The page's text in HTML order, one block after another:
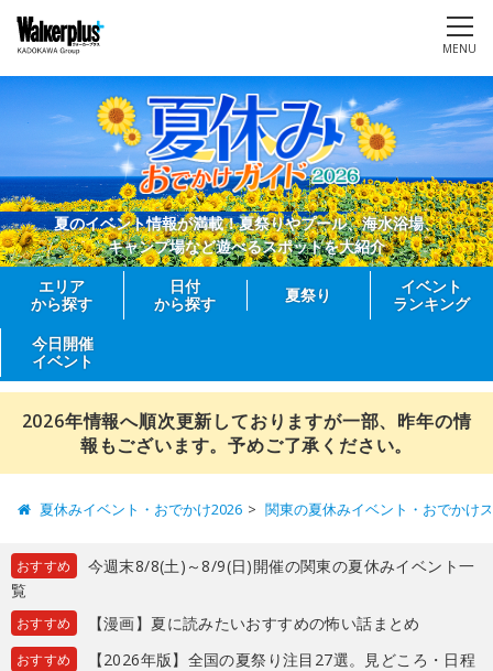
MENU
夏のイベント情報が満載！夏祭りやプール、海水浴場、
キャンプ場など遊べるスポットを大紹介
エリア
から探す
日付
から探す
夏祭り
イベント
ランキング
今日開催
イベント
2026年情報へ順次更新しておりますが一部、昨年の情
報もございます。予めご了承ください。
夏休みイベント・おでかけ2026 関東の夏休みイベント・おでかけ
おすすめ
今週末8/8(土)～8/9(日)開催の関東の夏休みイベント一
覧
おすすめ 【漫画】夏に読みたいおすすめの怖い話まとめ
おすすめ
【2026年版】全国の夏祭り注目27選。見どころ・日程